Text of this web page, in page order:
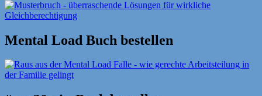
Mental Load Buch bestellen